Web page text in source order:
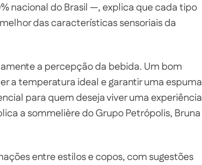
nacional do Brasil —, explica que cada tipo
das características sensoriais da
a percepção da bebida. Um bom
a temperatura ideal e garantir uma espuma
para quem deseja viver uma experiência
a sommelière do Grupo Petrópolis, Bruna
entre estilos e copos, com sugestões